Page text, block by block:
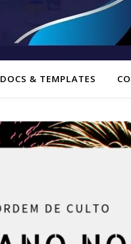
DOCS & TEMPLATES